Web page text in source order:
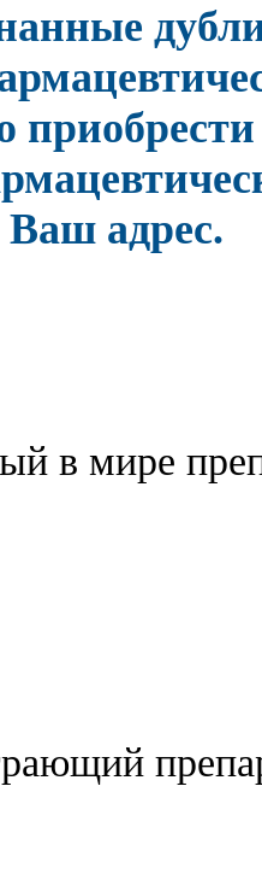
адрес.
в мире